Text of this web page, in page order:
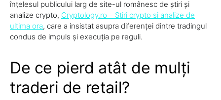
înțelesul publicului larg de site-ul românesc de știri și
analize crypto, Cryptology.ro – Stiri crypto si analize de
ultima ora, care a insistat asupra diferenței dintre tradingul
condus de impuls și execuția pe reguli.
De ce pierd atât de mulți
traderi de retail?